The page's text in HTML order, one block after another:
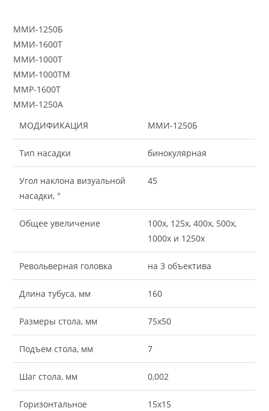
ММИ-1250Б
ММИ-1600Т
ММИ-1000Т
ММИ-1000ТМ
ММР-1600Т
ММИ-1250А
МОДИФИКАЦИЯ
ММИ-1250Б
Тип насадки бинокулярная
Угол наклона визуальной
насадки, °
45
Общее увеличение
100х, 125х, 400х, 500х,
1000х и 1250х
Револьверная головка на 3 объектива
Длина тубуса, мм 160
Размеры стола, мм 75х50
Подъем стола, мм 7
Шаг стола, мм 0,002
Горизонтальное
15х15